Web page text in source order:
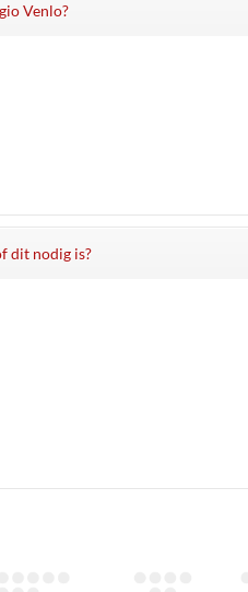
Venlo?
dit nodig is?